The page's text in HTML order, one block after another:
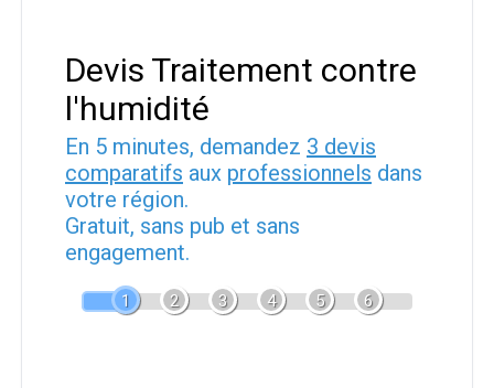
Devis Traitement contre
l'humidité
En 5 minutes, demandez 3 devis
comparatifs aux professionnels dans
votre région.
Gratuit, sans pub et sans
engagement.
1 2 3 4 5 6